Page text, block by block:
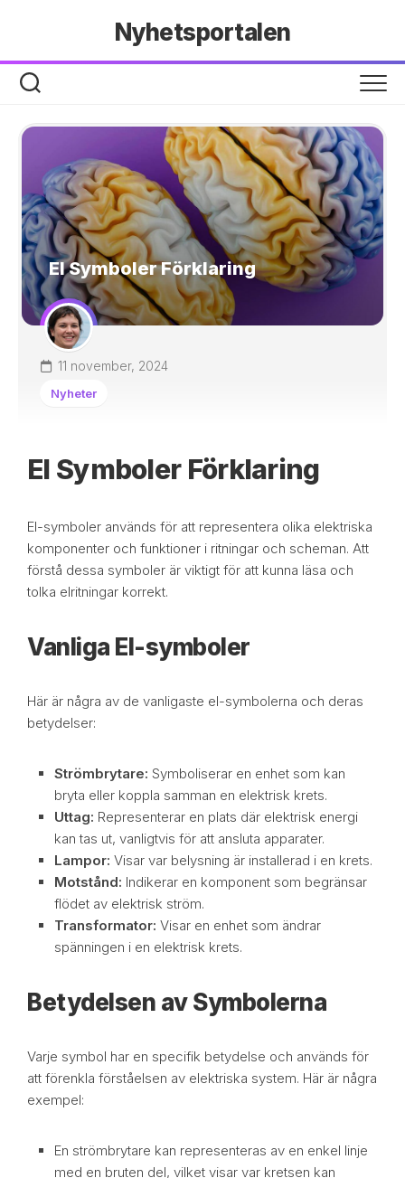
Nyhetsportalen
El Symboler Förklaring
11 november, 2024
Nyheter
El Symboler Förklaring
El-symboler används för att representera olika elektriska
komponenter och funktioner i ritningar och scheman. Att
förstå dessa symboler är viktigt för att kunna läsa och
tolka elritningar korrekt.
Vanliga El-symboler
Här är några av de vanligaste el-symbolerna och deras
betydelser:
Strömbrytare: Symboliserar en enhet som kan
bryta eller koppla samman en elektrisk krets.
Uttag: Representerar en plats där elektrisk energi
kan tas ut, vanligtvis för att ansluta apparater.
Lampor: Visar var belysning är installerad i en krets.
Motstånd: Indikerar en komponent som begränsar
flödet av elektrisk ström.
Transformator: Visar en enhet som ändrar
spänningen i en elektrisk krets.
Betydelsen av Symbolerna
Varje symbol har en specifik betydelse och används för
att förenkla förståelsen av elektriska system. Här är några
exempel:
En strömbrytare kan representeras av en enkel linje
med en bruten del, vilket visar var kretsen kan